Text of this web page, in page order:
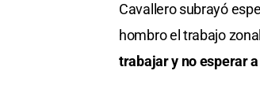
Cavallero subrayó
hombro el trabajo
trabajar y no esperar